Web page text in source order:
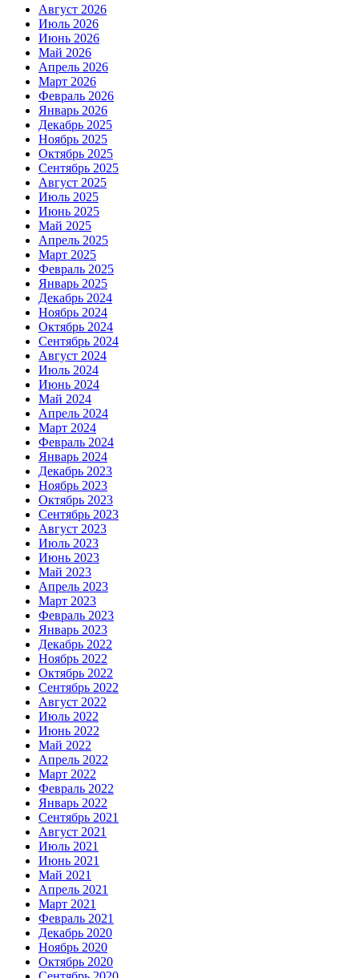
Август 2026
Июль 2026
Июнь 2026
Май 2026
Апрель 2026
Март 2026
Февраль 2026
Январь 2026
Декабрь 2025
Ноябрь 2025
Октябрь 2025
Сентябрь 2025
Август 2025
Июль 2025
Июнь 2025
Май 2025
Апрель 2025
Март 2025
Февраль 2025
Январь 2025
Декабрь 2024
Ноябрь 2024
Октябрь 2024
Сентябрь 2024
Август 2024
Июль 2024
Июнь 2024
Май 2024
Апрель 2024
Март 2024
Февраль 2024
Январь 2024
Декабрь 2023
Ноябрь 2023
Октябрь 2023
Сентябрь 2023
Август 2023
Июль 2023
Июнь 2023
Май 2023
Апрель 2023
Март 2023
Февраль 2023
Январь 2023
Декабрь 2022
Ноябрь 2022
Октябрь 2022
Сентябрь 2022
Август 2022
Июль 2022
Июнь 2022
Май 2022
Апрель 2022
Март 2022
Февраль 2022
Январь 2022
Сентябрь 2021
Август 2021
Июль 2021
Июнь 2021
Май 2021
Апрель 2021
Март 2021
Февраль 2021
Декабрь 2020
Ноябрь 2020
Октябрь 2020